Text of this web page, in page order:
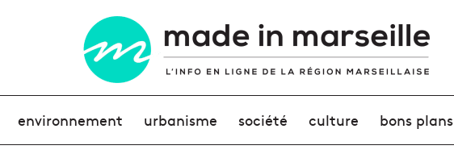
environnement urbanisme société culture bons plans